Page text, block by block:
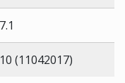
7.1
10 (11042017)